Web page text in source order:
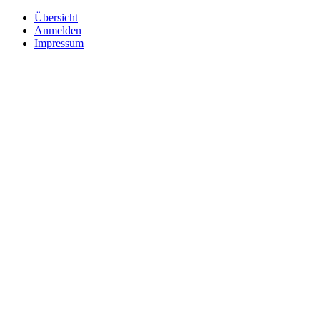
Übersicht
Anmelden
Impressum